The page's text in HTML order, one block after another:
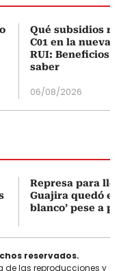
Qué subsidios
C01 en la nueva
RUI: Beneficios
saber
06/08/2026
Represa para
Guajira quedó en
blanco’ pese a
reservados.
de las reproducciones y